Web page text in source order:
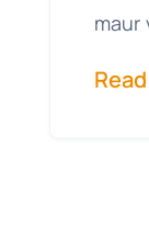
maur